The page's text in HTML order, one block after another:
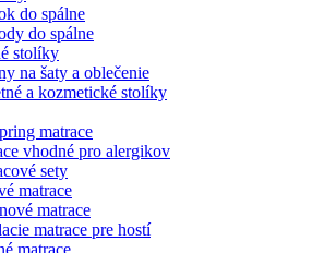
do spálne
do spálne
stolíky
na šaty a oblečenie
a kozmetické stolíky
matrace
vhodné pro alergikov
sety
matrace
matrace
matrace pre hostí
matrace